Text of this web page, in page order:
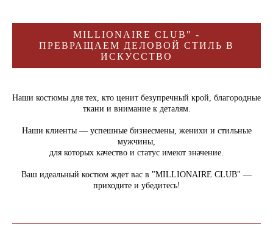
MILLIONAIRE CLUB" -
ПРЕВРАЩАЕМ ДЕЛОВОЙ СТИЛЬ В
ИСКУССТВО
Наши костюмы для тех, кто ценит безупречный крой, благородные
ткани и внимание к деталям.
Наши клиенты — успешные бизнесмены, женихи и стильные
мужчины,
для которых качество и статус имеют значение.
Ваш идеальный костюм ждет вас в "MILLIONAIRE CLUB" —
приходите и убедитесь!